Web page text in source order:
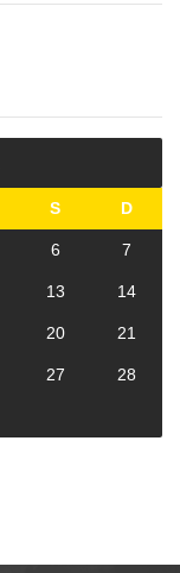
S D
6 7
13 14
20 21
27 28